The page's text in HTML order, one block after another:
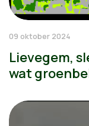
09 oktober 2024
Lievegem,
wat